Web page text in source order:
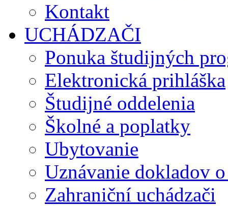
Kontakt
UCHÁDZAČI
Ponuka študijných
Elektronická prihláška
Študijné oddelenia
Školné a poplatky
Ubytovanie
Uznávanie dokladov
Zahraniční uchádzači